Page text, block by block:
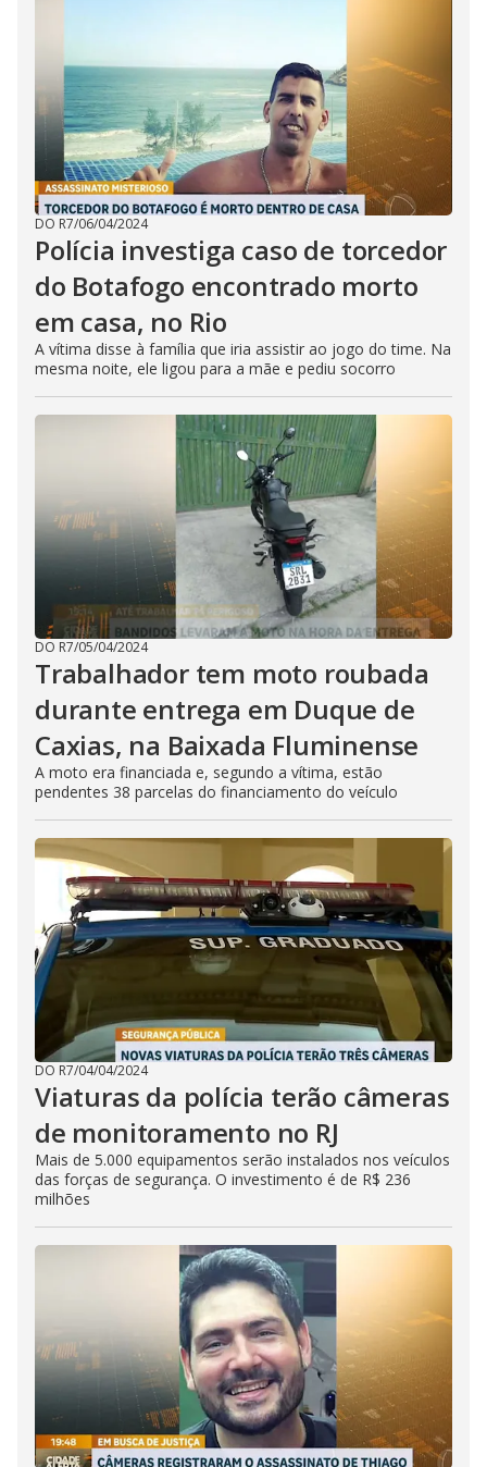
DO R7/06/04/2024
Polícia investiga caso de torcedor
do Botafogo encontrado morto
em casa, no Rio
A vítima disse à família que iria assistir ao jogo do time. Na
mesma noite, ele ligou para a mãe e pediu socorro
DO R7/05/04/2024
Trabalhador tem moto roubada
durante entrega em Duque de
Caxias, na Baixada Fluminense
A moto era financiada e, segundo a vítima, estão
pendentes 38 parcelas do financiamento do veículo
DO R7/04/04/2024
Viaturas da polícia terão câmeras
de monitoramento no RJ
Mais de 5.000 equipamentos serão instalados nos veículos
das forças de segurança. O investimento é de R$ 236
milhões